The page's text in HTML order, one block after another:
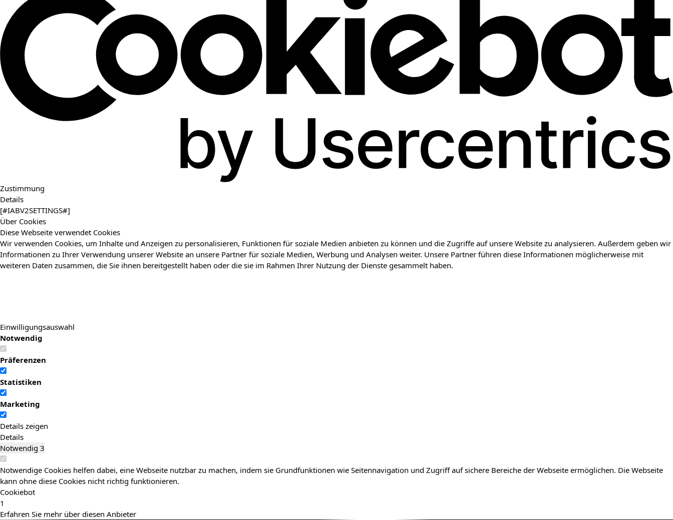
Zustimmung
Details
[#IABV2SETTINGS#]
Über Cookies
Diese Webseite verwendet Cookies
Wir verwenden Cookies, um Inhalte und Anzeigen zu personalisieren, Funktionen für soziale Medien anbieten zu können und die Zugriffe auf unsere Website zu analysieren. Außerdem geben wir
Informationen zu Ihrer Verwendung unserer Website an unsere Partner für soziale Medien, Werbung und Analysen weiter. Unsere Partner führen diese Informationen möglicherweise mit
weiteren Daten zusammen, die Sie ihnen bereitgestellt haben oder die sie im Rahmen Ihrer Nutzung der Dienste gesammelt haben.
Einwilligungsauswahl
Notwendig
Präferenzen
Statistiken
Marketing
Details zeigen
Details
Notwendig 3
Notwendige Cookies helfen dabei, eine Webseite nutzbar zu machen, indem sie Grundfunktionen wie Seitennavigation und Zugriff auf sichere Bereiche der Webseite ermöglichen. Die Webseite
kann ohne diese Cookies nicht richtig funktionieren.
Cookiebot
1
Erfahren Sie mehr über diesen Anbieter